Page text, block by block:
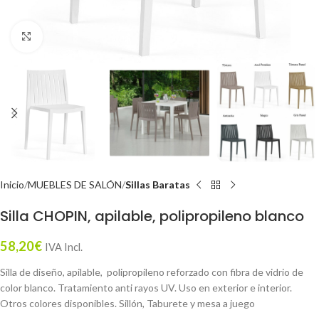
Inicio MUEBLES DE SALÓN Sillas Baratas
Silla CHOPIN, apilable, polipropileno blanco
58,20€ IVA Incl.
Silla de diseño, apilable, polipropileno reforzado con fibra de vidrio de
color blanco. Tratamiento anti rayos UV. Uso en exterior e interior.
Otros colores disponibles. Sillón, Taburete y mesa a juego